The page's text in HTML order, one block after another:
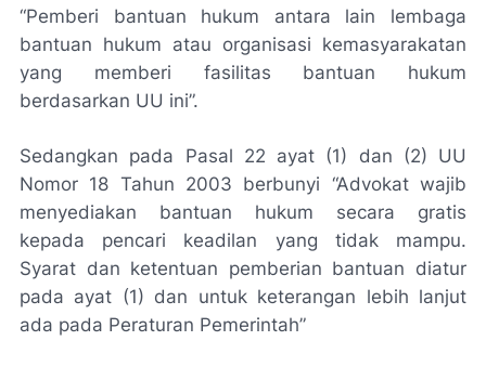
“Pemberi bantuan hukum antara lain lembaga
bantuan hukum atau organisasi kemasyarakatan
yang memberi fasilitas bantuan hukum
berdasarkan UU ini”.
Sedangkan pada Pasal 22 ayat (1) dan (2) UU
Nomor 18 Tahun 2003 berbunyi “Advokat wajib
menyediakan bantuan hukum secara gratis
kepada pencari keadilan yang tidak mampu.
Syarat dan ketentuan pemberian bantuan diatur
pada ayat (1) dan untuk keterangan lebih lanjut
ada pada Peraturan Pemerintah”